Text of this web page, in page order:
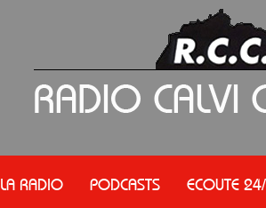
LA RADIO PODCASTS ECOUTE